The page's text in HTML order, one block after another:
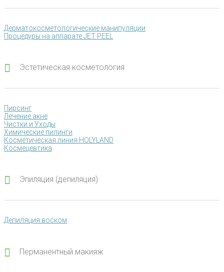
Дерматокосметологические манипуляции
Процедуры на аппарате JET PEEL
Эстетическая косметология
Пирсинг
Лечение акне
Чистки и Уходы
Химические пилинги
Косметическая линия HOLYLAND
Космецевтика
Эпиляция (депиляция)
Депиляция воском
Перманентный макияж